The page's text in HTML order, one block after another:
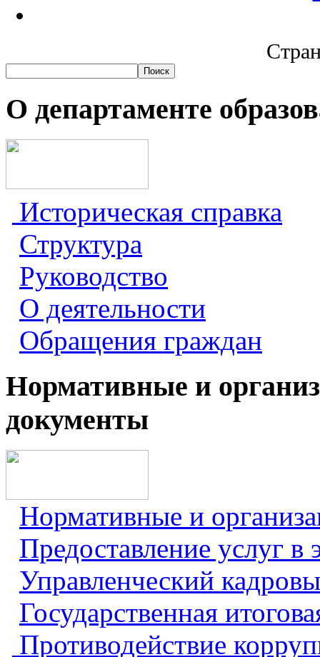
О департаменте
Историческая справка
Структура
Руководство
О деятельности
Обращения граждан
Нормативные и
документы
Нормативные и
Предоставление услуг в
Управленческий
Государственная
Противодействие